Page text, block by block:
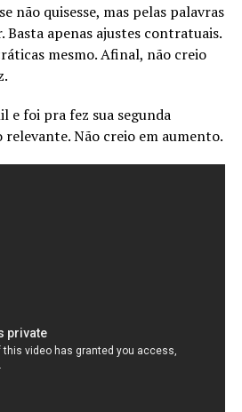
não quisesse, mas pelas palavras
Basta apenas ajustes contratuais.
mesmo. Afinal, não creio
e foi pra fez sua segunda
Não creio em aumento.